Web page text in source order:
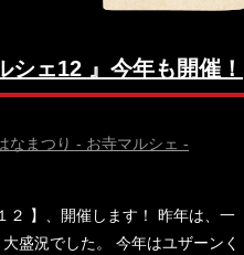
シェ12 』今年も開催！
なまつり - お寺マルシェ -
２ 】、開催します！ 昨年は、一
盛況でした。 今年はユザーンく